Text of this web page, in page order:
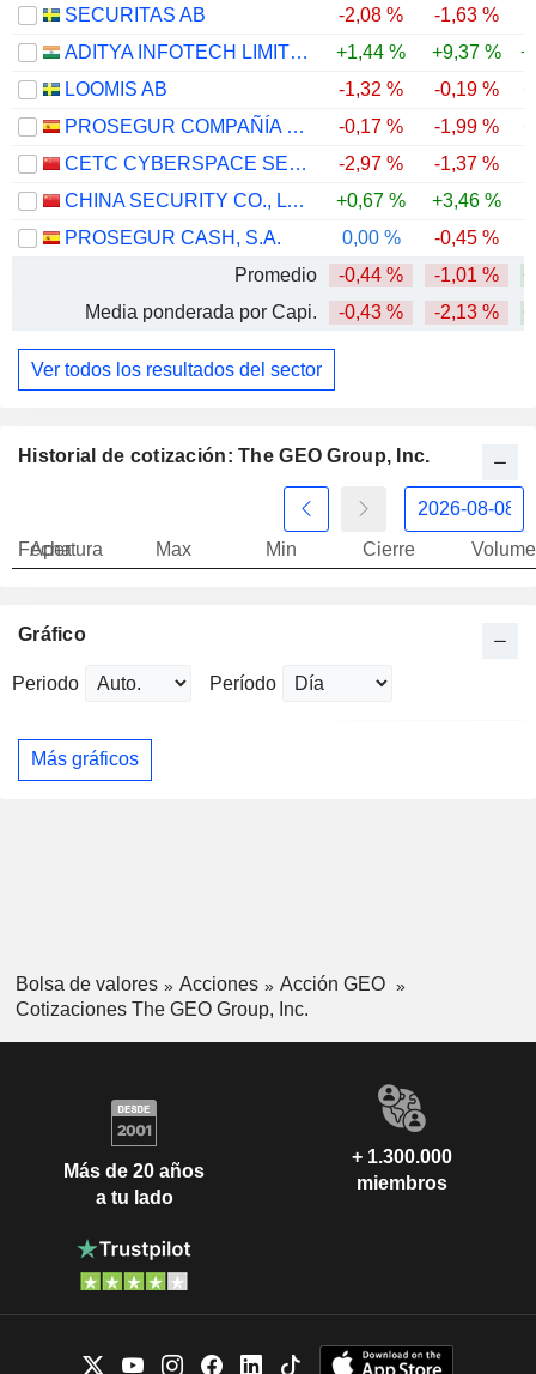
SECURITAS AB -2,08 % -1,63 %
ADITYA INFOTECH LIMITED
+1,44 % +9,37 %
LOOMIS AB
-1,32 % -0,19 %
PROSEGUR COMPAÑÍA DE SEGURIDAD, S.A.
-0,17 % -1,99 %
CETC CYBERSPACE SECURITY TECHNOLOGY CO., LTD.
-2,97 % -1,37 %
CHINA SECURITY CO., LTD.
+0,67 % +3,46 %
PROSEGUR CASH, S.A.
0,00 % -0,45 %
Promedio
-0,44 % -1,01 %
Media ponderada por Capi.
-0,43 % -2,13 %
Ver todos los resultados del sector
Historial de cotización: The GEO Group, Inc.
Fecha
Apertura Max Min Cierre
Gráfico
Periodo Período
Más gráficos
Bolsa de valores Acciones
Acción GEO
Cotizaciones The GEO Group, Inc.
Más de 20 años
a tu lado
+ 1.300.000
miembros